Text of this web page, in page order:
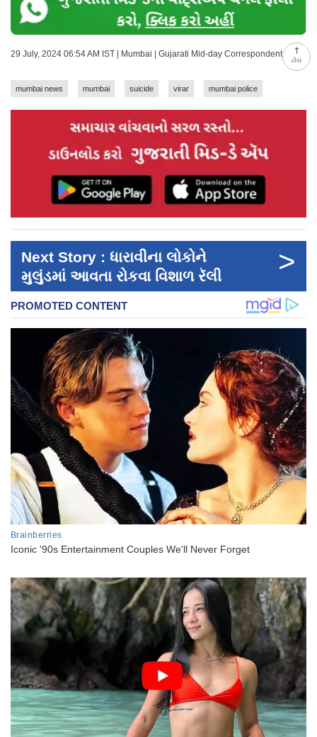
ટોચ
29 July, 2024 06:54 AM IST | Mumbai | Gujarati Mid-day Correspondent
mumbai news mumbai suicide virar mumbai police
Next Story : ધારાવીના લોકોને
મુલુંડમાં આવતા રોકવા વિશાળ રૅલી
>